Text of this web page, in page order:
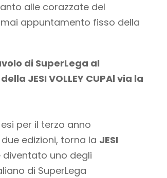
alle corazzate del
appuntamento fisso della
di SuperLega al
JESI VOLLEY CUPAl via la
per il terzo anno
edizioni, torna la JESI
uno degli
di SuperLega